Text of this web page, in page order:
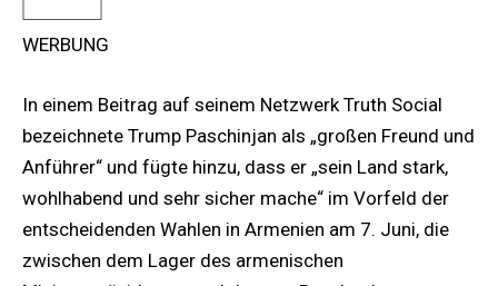
WERBUNG
In einem Beitrag auf seinem Netzwerk Truth Social
bezeichnete Trump Paschinjan als „großen Freund und
Anführer“ und fügte hinzu, dass er „sein Land stark,
wohlhabend und sehr sicher mache“ im Vorfeld der
entscheidenden Wahlen in Armenien am 7. Juni, die
zwischen dem Lager des armenischen